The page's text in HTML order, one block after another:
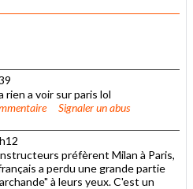
a voir sur paris lol
Signaler un abus
préfèrent Milan à Paris,
a perdu une grande partie
à leurs yeux. C'est un